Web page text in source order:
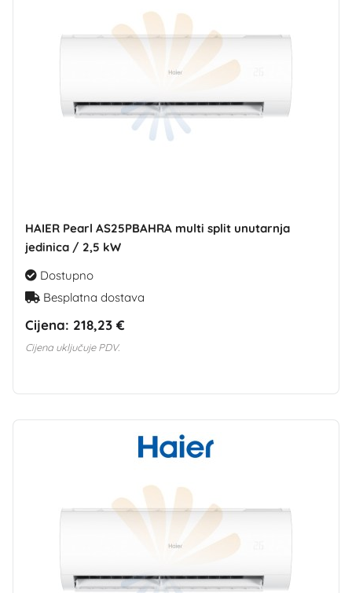
HAIER Pearl AS25PBAHRA multi split unutarnja
jedinica / 2,5 kW
Dostupno
Besplatna dostava
Cijena: 218,23 €
Cijena uključuje PDV.